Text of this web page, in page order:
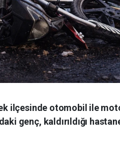
ilçesinde otomobil ile
genç, kaldırıldığı